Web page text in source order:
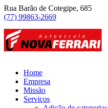
Rua Barão de Cotegipe, 685
(77) 99863-2669
Home
Empresa
Missão
Serviços